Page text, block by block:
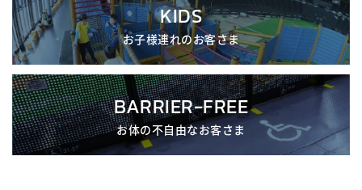
KIDS
お子様連れのお客さま
BARRIER-FREE
お体の不自由なお客さま